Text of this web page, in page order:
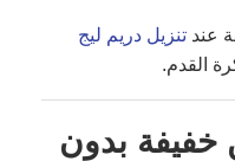
عند تنزيل دريم ليج
القدم.
بدون